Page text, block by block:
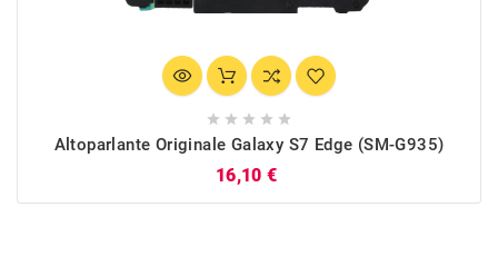
    
Altoparlante Originale Galaxy S7 Edge (SM-G935)
16,10 €